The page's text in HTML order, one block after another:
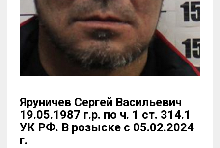
Яруничев Сергей Васильевич
19.05.1987 г.р. по ч. 1 ст. 314.1
УК РФ. В розыске с 05.02.2024
г.